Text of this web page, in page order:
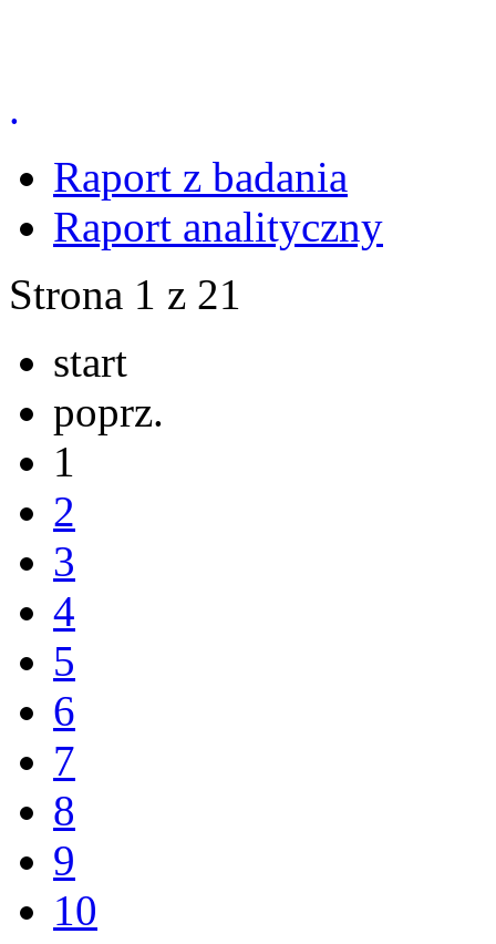
.
Raport z badania
Raport analityczny
Strona 1 z 21
start
poprz.
1
2
3
4
5
6
7
8
9
10